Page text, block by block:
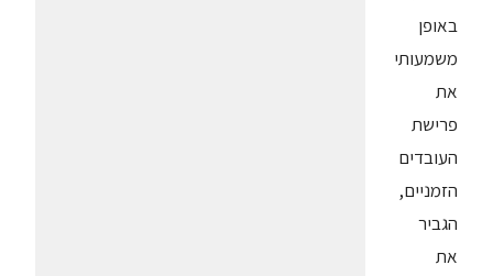
באופן
משמעותי
את
פרישת
העובדים
הזמניים,
הגביר
את